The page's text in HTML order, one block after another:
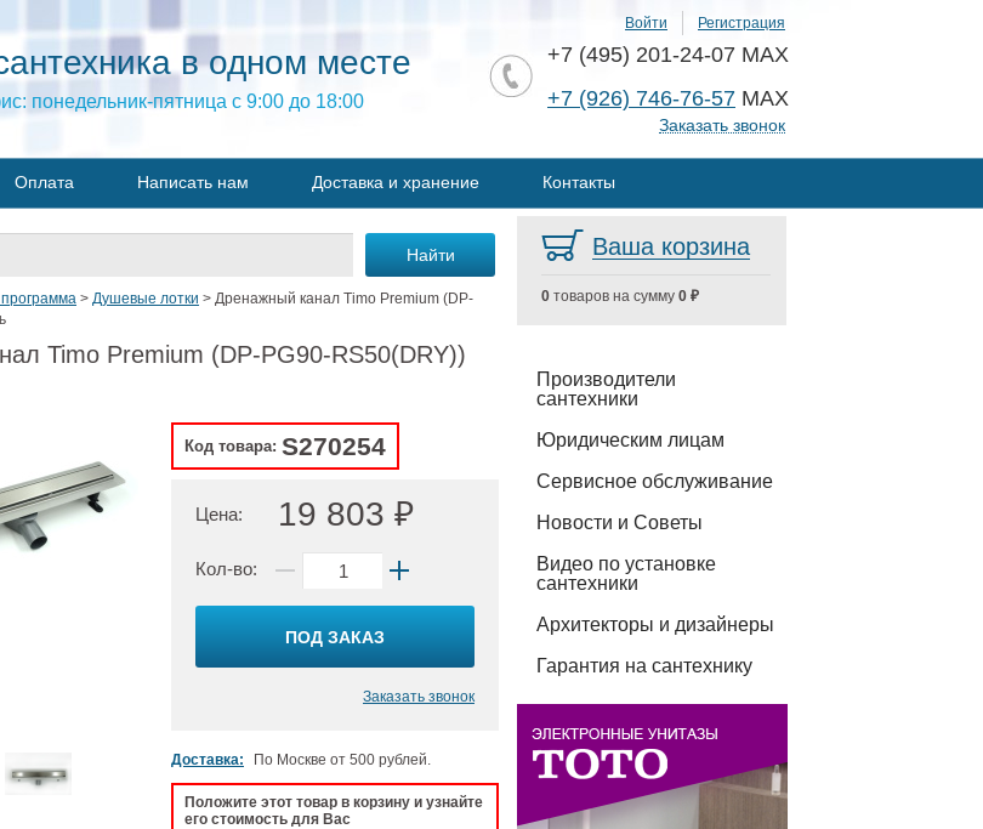
в одном месте
понедельник-пятница с 9:00 до 18:00
Войти Регистрация
+7 (495) 201-24-07 MAX
+7 (926) 746-76-57 MAX
Заказать звонок
Оплата Написать нам Доставка и хранение Контакты
> Душевые лотки > Дренажный канал Timo Premium (DP-
Timo Premium (DP-PG90-RS50(DRY))
Код товара: S270254
Цена: 19 803 ₽
Кол-во:
ПОД ЗАКАЗ
Заказать звонок
Доставка: По Москве от 500 рублей.
Положите этот товар в корзину и узнайте
его стоимость для Вас
Ваша корзина
0 товаров на сумму 0 ₽
Производители
сантехники
Юридическим лицам
Сервисное обслуживание
Новости и Советы
Видео по установке
сантехники
Архитекторы и дизайнеры
Гарантия на сантехнику